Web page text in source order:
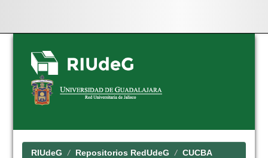
Skip
navigation
RIUdeG Repositorios RedUdeG CUCBA